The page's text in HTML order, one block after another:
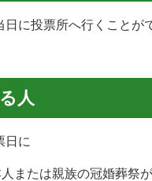
に投票所へ行くことが
人
日に
または親族の冠婚葬祭